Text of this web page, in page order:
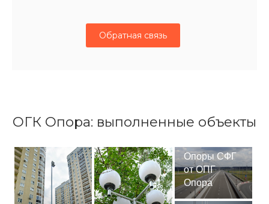
Обратная связь
ОГК Опора: выполненные объекты
Опоры СФГ
от ОПГ
Опора